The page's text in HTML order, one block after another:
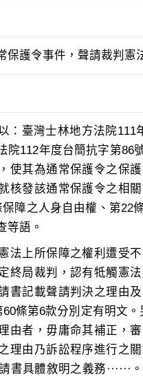
保護令事件，聲請裁判憲
：臺灣士林地方法院
院112年度台簡抗字第86
使其為通常保護令之保
核發該通常保護令之相
障之人身自由權、第22
法上所保障之權利遭受
終局裁判，認有牴觸憲
書記載聲請判決之理由
條第6款分別定有明文
由者，毋庸命其補正，
理由乃訴訟程序進行之
請書具體敘明之義務